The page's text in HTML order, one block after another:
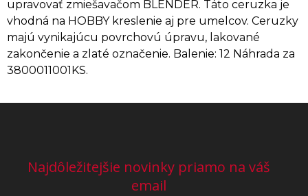
upravovať zmiešavačom BLENDER. Táto ceruzka je
vhodná na HOBBY kreslenie aj pre umelcov. Ceruzky
majú vynikajúcu povrchovú úpravu, lakované
zakončenie a zlaté označenie. Balenie: 12 Náhrada za
3800011001KS.
Najdôležitejšie novinky priamo na váš
email